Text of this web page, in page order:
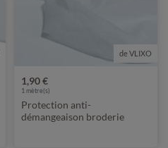
de VLIXO
1,90 €
1 mètre(s)
Protection anti-
démangeaison broderie